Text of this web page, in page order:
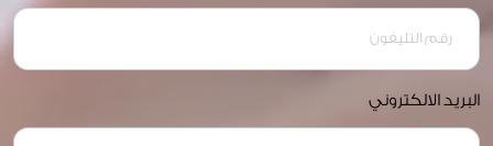
البريد الالكتروني